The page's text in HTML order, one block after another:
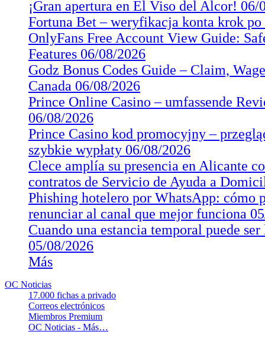
¡Gran apertura en El Viso del Alcor! 06/
Fortuna Bet – weryfikacja konta krok
OnlyFans Free Account View Guide:
Features 06/08/2026
Godz Bonus Codes Guide – Claim,
Canada 06/08/2026
Prince Online Casino – umfassende
06/08/2026
Prince Casino kod promocyjny –
szybkie wypłaty 06/08/2026
Clece amplía su presencia en Alicante
contratos de Servicio de Ayuda a
Phishing hotelero por WhatsApp: cómo
renunciar al canal que mejor funciona
Cuando una estancia temporal puede
05/08/2026
Más
OC Noticias
17.000 fichas a privado
Correos electrónicos
Miembros Premium
OC Noticias - Más…